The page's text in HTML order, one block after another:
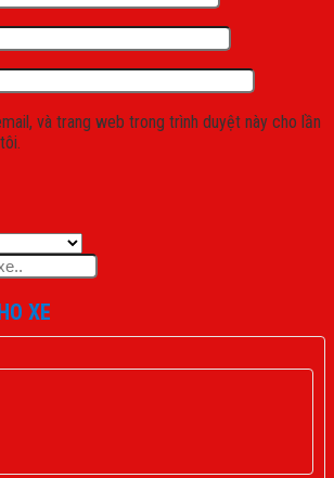
và trang web trong trình duyệt này cho lần
XE